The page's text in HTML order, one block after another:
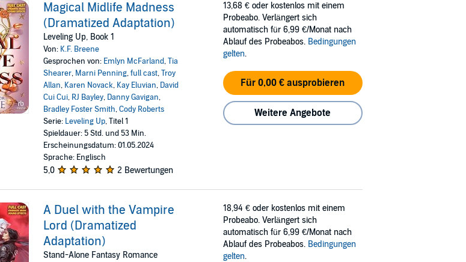
Magical Midlife Madness
(Dramatized Adaptation)
Leveling Up, Book 1
Von: K.F. Breene
Gesprochen von: Emlyn McFarland,Tia
Shearer, Marni Penning,full cast,Troy
Allan, Karen Novack, Kay Eluvian, David
Cui Cui, RJ Bayley, Danny Gavigan,
Bradley Foster Smith,Cody Roberts
Serie: Leveling Up, Titel 1
Spieldauer: 5 Std. und 53 Min.
Erscheinungsdatum: 01.05.2024
Sprache: Englisch
5,0 2 Bewertungen
13,68 € oder kostenlos mit einem
Probeabo. Verlängert sich
automatisch für 6,99 €/Monat nach
Ablauf des Probeabos. Bedingungen
gelten.
Für 0,00 € ausprobieren
Weitere Angebote
A Duel with the Vampire
Lord (Dramatized
Adaptation)
Stand-Alone Fantasy Romance
18,94 € oder kostenlos mit einem
Probeabo. Verlängert sich
automatisch für 6,99 €/Monat nach
Ablauf des Probeabos. Bedingungen
gelten.